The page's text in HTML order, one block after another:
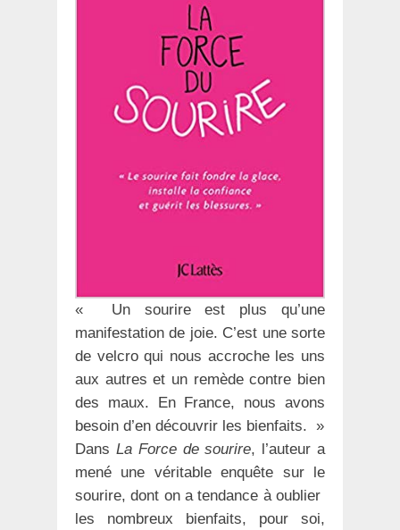
« Un sourire est plus qu’une
manifestation de joie. C’est une sorte
de velcro qui nous accroche les uns
aux autres et un remède contre bien
des maux. En France, nous avons
besoin d’en découvrir les bienfaits. »
Dans La Force de sourire, l’auteur a
mené une véritable enquête sur le
sourire, dont on a tendance à oublier
les nombreux bienfaits, pour soi,